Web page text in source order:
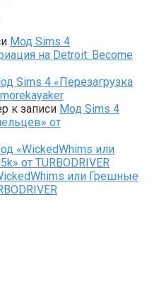
Мод Sims 4
на Detroit: Become
Sims 4 «Перезагрузка
к записи Мод Sims 4
от
«WickedWhims или
от TURBODRIVER
или Грешные